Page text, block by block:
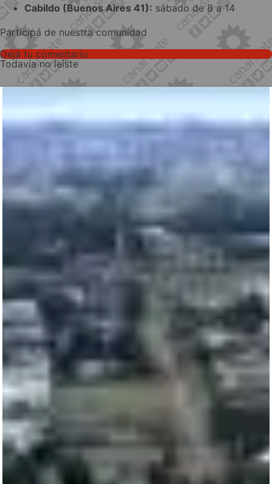
Cabildo (Buenos Aires 41): sábado de 8 a 14
Participá de nuestra comunidad
Dejá tu comentario
Todavía no leíste